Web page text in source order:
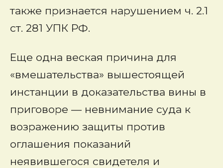
также признается нарушением ч. 2.1
ст. 281 УПК РФ.
Еще одна веская причина для
«вмешательства» вышестоящей
инстанции в доказательства вины в
приговоре — невнимание суда к
возражению защиты против
оглашения показаний
неявившегося свидетеля и